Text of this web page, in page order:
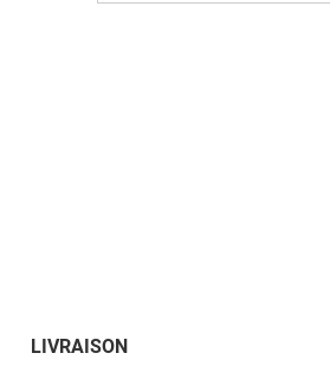
LIVRAISON